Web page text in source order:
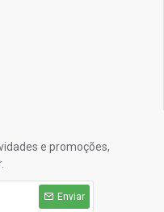
e promoções,
Enviar